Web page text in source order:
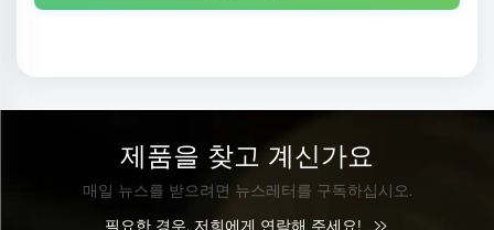
제품을 찾고 계신가요
매일 뉴스를 받으려면 뉴스레터를 구독하십시오.
필요한 경우, 저희에게 연락해 주세요!